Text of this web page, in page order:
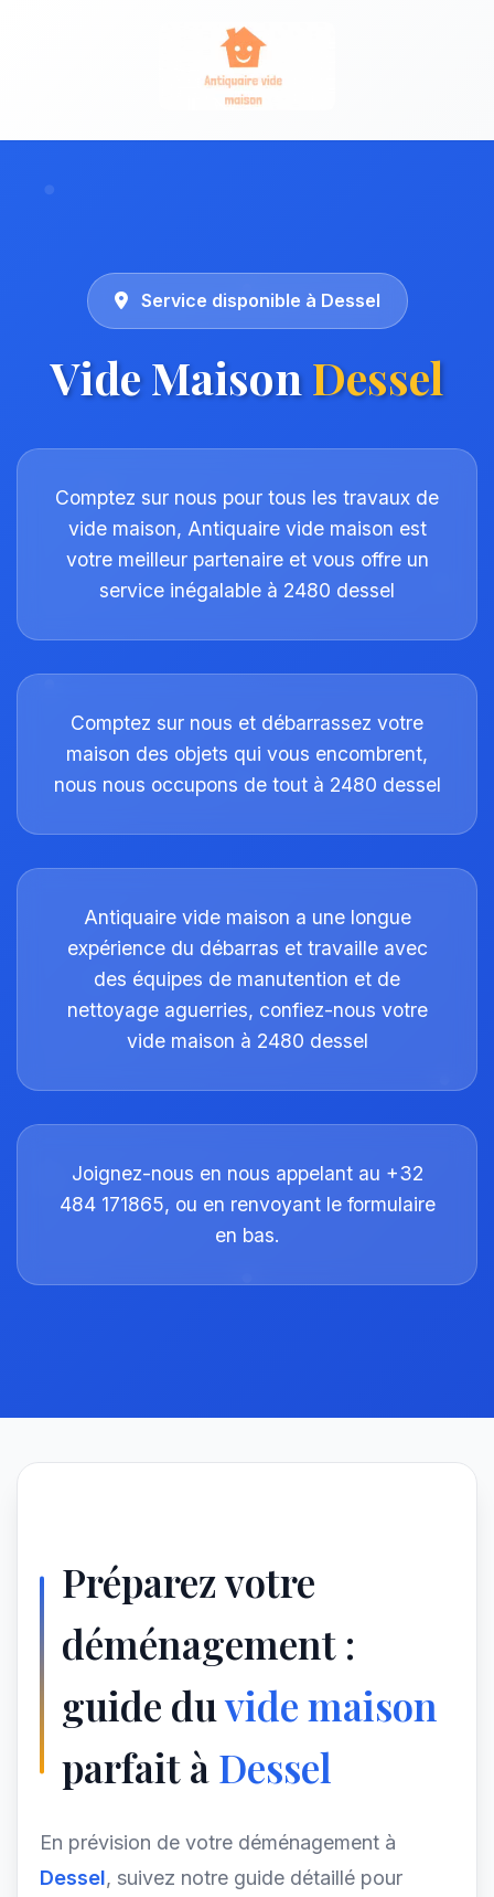
Service disponible à Dessel
Vide MaisonDessel
Comptez sur nous pour tous les travaux de
vide maison, Antiquaire vide maison est
votre meilleur partenaire et vous offre un
service inégalable à 2480 dessel
Comptez sur nous et débarrassez votre
maison des objets qui vous encombrent,
nous nous occupons de tout à 2480 dessel
Antiquaire vide maison a une longue
expérience du débarras et travaille avec
des équipes de manutention et de
nettoyage aguerries, confiez-nous votre
vide maison à 2480 dessel
Joignez-nous en nous appelant au +32
484 171865, ou en renvoyant le formulaire
en bas.
Préparez votre
déménagement :
guide duvide maison
parfait àDessel
En prévision de votre déménagement à
Dessel, suivez notre guide détaillé pour